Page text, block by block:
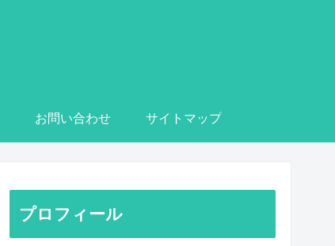
お問い合わせ サイトマップ
プロフィール